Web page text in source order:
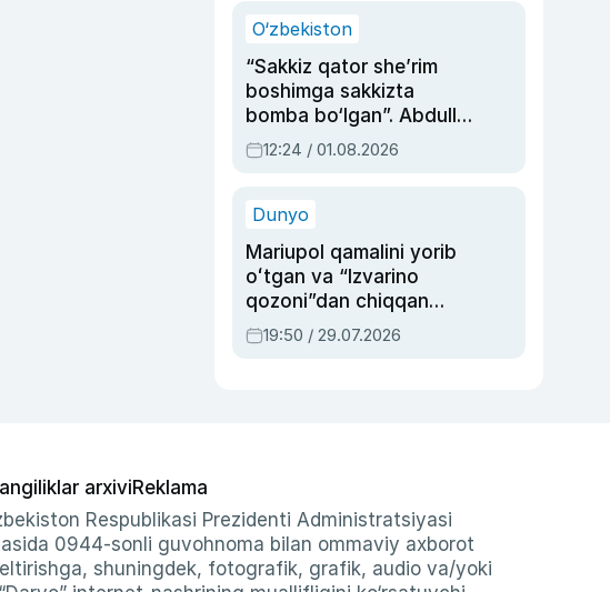
O‘zbekiston
“Sakkiz qator she’rim
boshimga sakkizta
bomba bo‘lgan”. Abdulla
Oripovni siyosiy
ayblovlardan asrab
12:24 / 01.08.2026
Dunyo
Mariupol qamalini yorib
oʻtgan va “Izvarino
qozoni”dan chiqqan
qahramon — Ukraina
armiyasi bosh
19:50 / 29.07.2026
arxiviReklama
Respublikasi Prezidenti Administratsiyasi
0944-sonli guvohnoma bilan ommaviy axborot
shuningdek, fotografik, grafik, audio va/yoki